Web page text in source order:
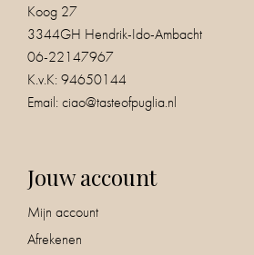
Koog 27
3344GH Hendrik-Ido-Ambacht
06-22147967
K.v.K: 94650144
Email: ciao@tasteofpuglia.nl
Jouw account
Mijn account
Afrekenen